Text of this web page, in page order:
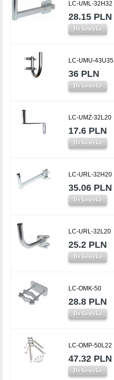
LC-UML-32H32
28.15 PLN
Do koszyka
LC-UMU-43U35
36 PLN
Do koszyka
LC-UMZ-32L20
17.6 PLN
Do koszyka
LC-URL-32H20
35.06 PLN
Do koszyka
LC-URL-32L20
25.2 PLN
Do koszyka
LC-OMK-50
28.8 PLN
Do koszyka
LC-OMP-50L22
47.32 PLN
Do koszyka